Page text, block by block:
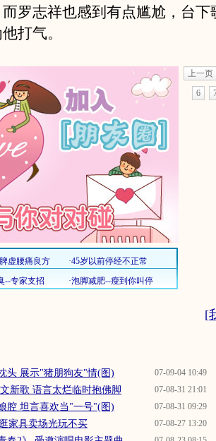
罗志祥也感到有点尴尬，台下
打气。
上一页
6
[
07-09-04 10:49
头 展示"猪朋狗友"情(图)
07-08-31 21:01
新歌 语言太烂临时抱佛脚
07-08-31 09:29
腔 坦言喜欢当"一号"(图)
07-08-27 13:20
家具卖场光玩不买